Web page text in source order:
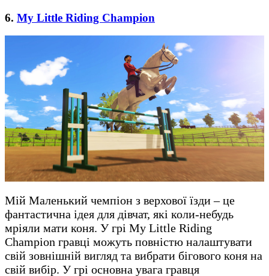
6. My Little Riding Champion
Мій Маленький чемпіон з верхової їзди – це
фантастична ідея для дівчат, які коли-небудь
мріяли мати коня. У грі My Little Riding
Champion гравці можуть повністю налаштувати
свій зовнішній вигляд та вибрати бігового коня на
свій вибір. У грі основна увага гравця